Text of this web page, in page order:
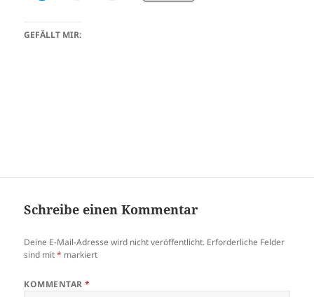
GEFÄLLT MIR:
Schreibe einen Kommentar
Deine E-Mail-Adresse wird nicht veröffentlicht. Erforderliche Felder
sind mit* markiert
KOMMENTAR*